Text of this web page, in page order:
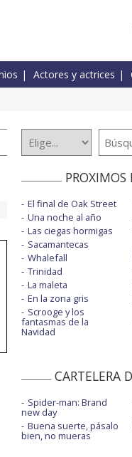
Actores y actrices
PROXIMOS
El final de Oak Street
Una noche al año
Las ciegas hormigas
Sacamantecas
Whalefall
Trinidad
La maleta
En la zona gris
Scrooge y los
fantasmas de la
Navidad
CARTELERA
Spider-man: Brand
new day
Buena suerte, pásalo
bien, no mueras